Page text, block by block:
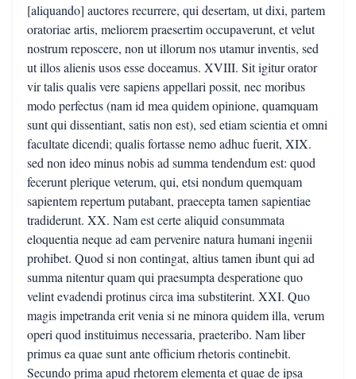
[aliquando] auctores recurrere, qui desertam, ut dixi, partem
oratoriae artis, meliorem praesertim occupaverunt, et velut
nostrum reposcere, non ut illorum nos utamur inventis, sed
ut illos alienis usos esse doceamus. XVIII. Sit igitur orator
vir talis qualis vere sapiens appellari possit, nec moribus
modo perfectus (nam id mea quidem opinione, quamquam
sunt qui dissentiant, satis non est), sed etiam scientia et omni
facultate dicendi; qualis fortasse nemo adhuc fuerit, XIX.
sed non ideo minus nobis ad summa tendendum est: quod
fecerunt plerique veterum, qui, etsi nondum quemquam
sapientem repertum putabant, praecepta tamen sapientiae
tradiderunt. XX. Nam est certe aliquid consummata
eloquentia neque ad eam pervenire natura humani ingenii
prohibet. Quod si non contingat, altius tamen ibunt qui ad
summa nitentur quam qui praesumpta desperatione quo
velint evadendi protinus circa ima substiterint. XXI. Quo
magis impetranda erit venia si ne minora quidem illa, verum
operi quod instituimus necessaria, praeteribo. Nam liber
primus ea quae sunt ante officium rhetoris continebit.
Secundo prima apud rhetorem elementa et quae de ipsa